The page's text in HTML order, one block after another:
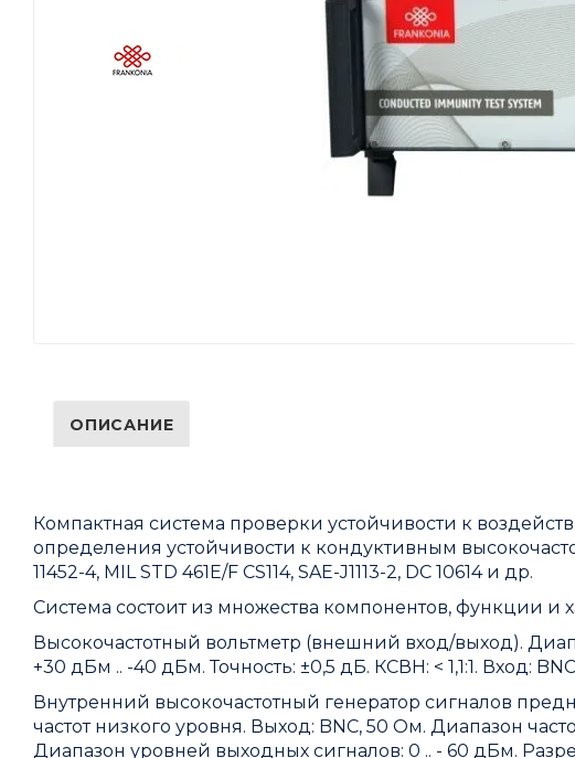
ОПИСАНИЕ
Компактная система проверки устойчивости к
определения устойчивости к кондуктивным
11452-4, MIL STD 461E/F CS114, SAE-J1113-2, DC 10614 и др.
Система состоит из множества компонентов, функции
Высокочастотный вольтметр (внешний вход/выход).
+30 дБм .. -40 дБм. Точность: ±0,5 дБ. КСВН: < 1,1:1. Вход:
Внутренний высокочастотный генератор сигналов
частот низкого уровня. Выход: BNC, 50 Ом. Диапазон
Диапазон уровней выходных сигналов: 0 .. - 60 дБм.